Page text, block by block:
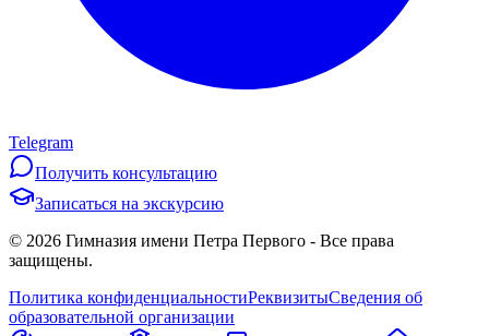
Telegram
Получить консультацию
Записаться на экскурсию
© 2026 Гимназия имени Петра Первого - Все права
защищены.
Политика конфиденциальностиРеквизитыСведения об
образовательной организации